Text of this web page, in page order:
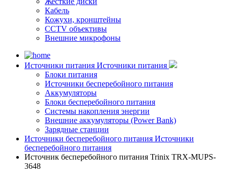
Кабель
Кожухи, кронштейны
CCTV объективы
Внешние микрофоны
Источники питания Источники питания
Блоки питания
Источники бесперебойного питания
Аккумуляторы
Блоки бесперебойного питания
Системы накопления энергии
Внешние аккумуляторы (Power Bank)
Зарядные станции
Источники бесперебойного питания Источники
бесперебойного питания
Источник бесперебойного питания Trinix TRX-MUPS-
3648